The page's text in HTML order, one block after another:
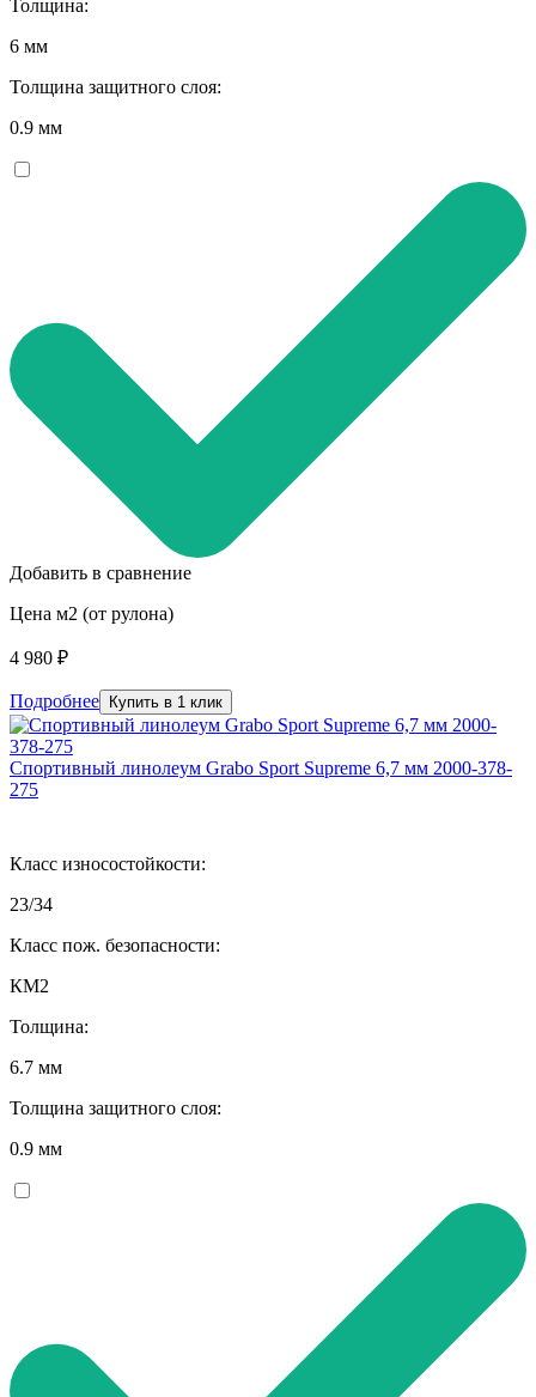
Толщина:
6 мм
Толщина защитного слоя:
0.9 мм
Добавить в сравнение
Цена м2 (от рулона)
4 980 ₽
Подробнее Купить в 1 клик
Спортивный линолеум Grabo Sport Supreme 6,7 мм 2000-378-
275
Класс износостойкости:
23/34
Класс пож. безопасности:
КМ2
Толщина:
6.7 мм
Толщина защитного слоя:
0.9 мм